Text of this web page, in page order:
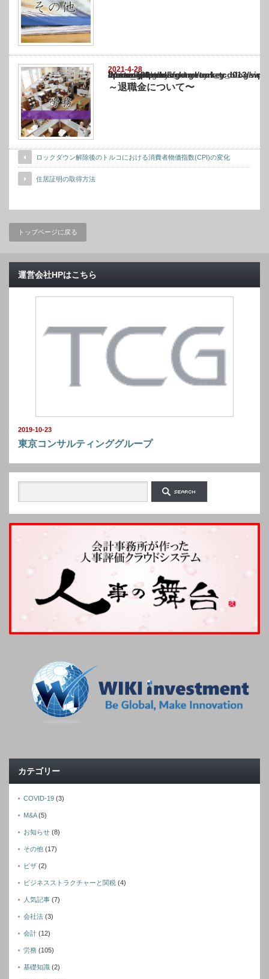
2021-4-28
Warning
: Undefined array key "show_category" in
/home/netst/kuno-cpa.co.jp/public_html/turkey_blog/wp-content/themes/
on line183
～退職金について〜
ロックダウン解除後のトルコにおける消費者物価指数(CPI)の変化
住居証明の取得方法
トップページに戻る
運営会社HPはこちら
2019-10-23
東京コンサルティンググループ
カテゴリー
COVID-19 (3)
M&A(5)
お知らせ (8)
その他 (17)
ビザ (2)
ビジネスストラクチャーと関税 (4)
人気記事 (7)
会社法 (3)
会計 (12)
労務 (105)
基礎知識 (2)